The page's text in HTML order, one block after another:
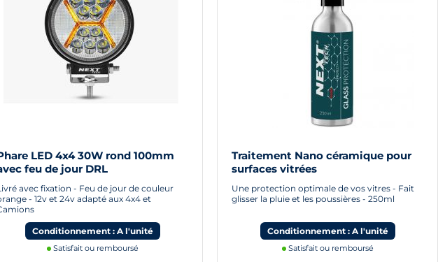
LED 4x4 30W rond 100mm
feu de jour DRL
avec fixation - Feu de jour de couleur
- 12v et 24v adapté aux 4x4 et
Conditionnement : A l'unité
Satisfait ou remboursé
Traitement Nano céramique pour
surfaces vitrées
Une protection optimale de vos vitres - Fait
glisser la pluie et les poussières - 250ml
Conditionnement : A l'unité
Satisfait ou remboursé